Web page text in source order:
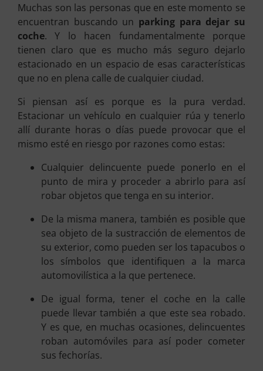
Muchas son las personas que en este momento se
encuentran buscando un parking para dejar su
coche. Y lo hacen fundamentalmente porque
tienen claro que es mucho más seguro dejarlo
estacionado en un espacio de esas características
que no en plena calle de cualquier ciudad.
Si piensan así es porque es la pura verdad.
Estacionar un vehículo en cualquier rúa y tenerlo
allí durante horas o días puede provocar que el
mismo esté en riesgo por razones como estas:
Cualquier delincuente puede ponerlo en el
punto de mira y proceder a abrirlo para así
robar objetos que tenga en su interior.
De la misma manera, también es posible que
sea objeto de la sustracción de elementos de
su exterior, como pueden ser los tapacubos o
los símbolos que identifiquen a la marca
automovilística a la que pertenece.
De igual forma, tener el coche en la calle
puede llevar también a que este sea robado.
Y es que, en muchas ocasiones, delincuentes
roban automóviles para así poder cometer
sus fechorías.